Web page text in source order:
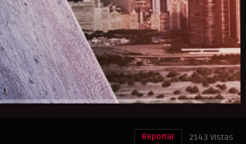
2143 Vistas
Reportar